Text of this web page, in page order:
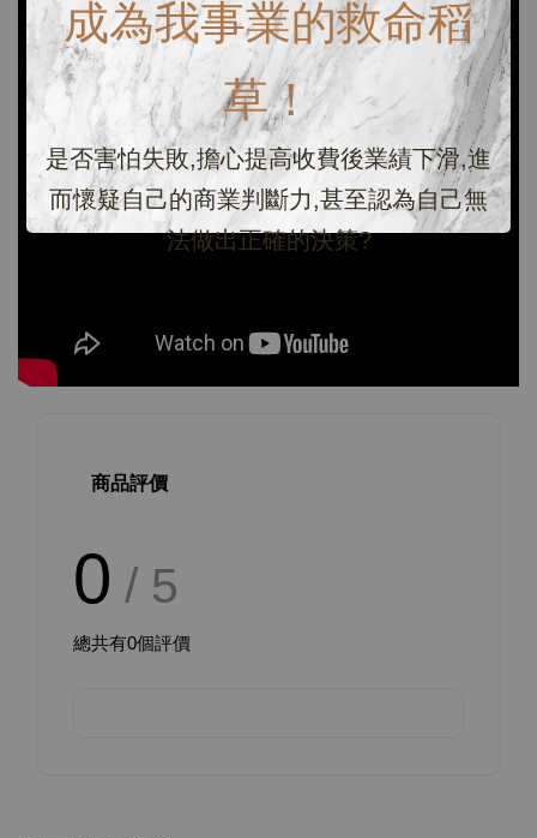
成為我事業的救命稻
草！
是否害怕失敗,擔心提高收費後業績下滑,進
而懷疑自己的商業判斷力,甚至認為自己無
法做出正確的決策?
商品評價
0 / 5
總共有0個評價